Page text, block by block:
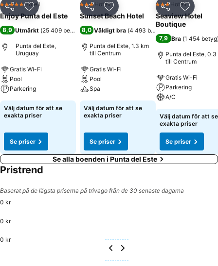
Dela Lägg till i Mina Favoriter
5 StjärnorHotell
Enjoy Punta del Este
8,9 Utmärkt (25 409 betyg )
Punta del Este,
Uruguay
Gratis Wi-Fi
Pool
Parkering
Välj datum för att se
exakta priser
Se priser
Dela Lägg till i Mina Favoriter
3 Stjärnor
Hotell
Sunset Beach Hotel
8,0 Väldigt bra (4 493 betyg
Punta del Este, 1.3 km
till Centrum
Gratis Wi-Fi
Pool
Spa
Välj datum för att se
exakta priser
Se priser
Dela Lägg till
3 Stjärnor
Hotell
Seaview Hotel
Boutique
7,9 Bra (1 454 betyg
Punta del Este, 0.3
till Centrum
Gratis Wi-Fi
Parkering
A/C
Välj datum för att se
exakta priser
Se priser
Se alla boenden i Punta del Este
Pristrend
Baserat på de lägsta priserna på trivago från de 30 senaste dagarna
0 kr
0 kr
0 kr